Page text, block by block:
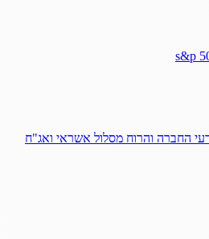
החברה והרוח מסלול אשראי ואג"ח